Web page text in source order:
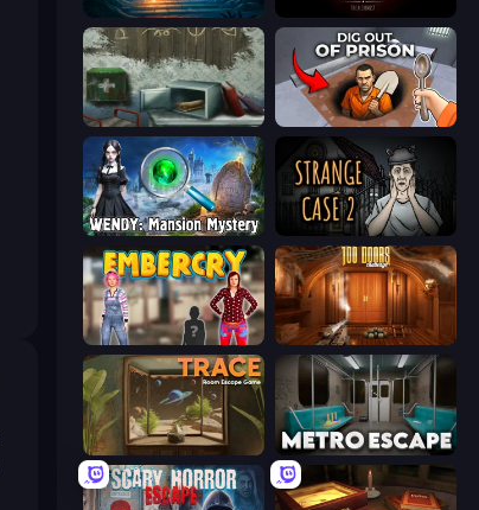
100 Doors: Around the World
Big Giant Games (Prison Escape Puzzle) Dig out of Prison
Wendy: Mansion Mystery Escape Room: Strange Case 2
Embercry 100 Doors Challenge
TRACE Metro Escape